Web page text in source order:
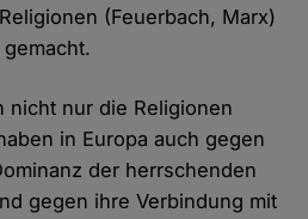
(Feuerbach, Marx)
nicht nur die Religionen
in Europa auch gegen
der herrschenden
gegen ihre Verbindung mit